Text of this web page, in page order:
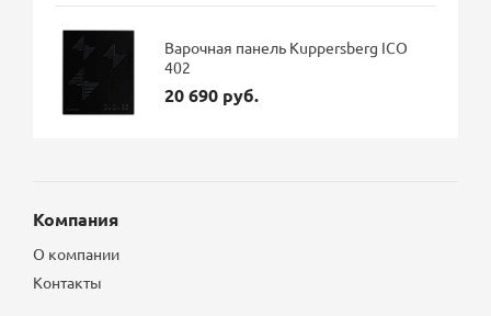
Варочная панель Kuppersberg ICO
402
20 690 руб.
Компания
О компании
Контакты